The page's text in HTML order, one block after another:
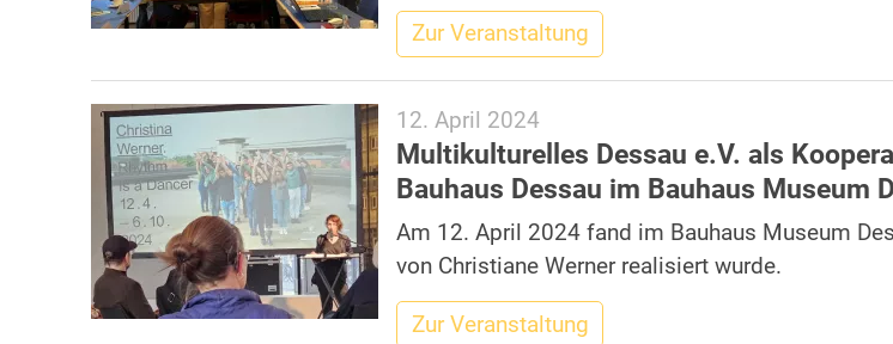
Zur Veranstaltung
12. April 2024
Multikulturelles Dessau e.V. als
Bauhaus Dessau im Bauhaus Museum
Am 12. April 2024 fand im Bauhaus Museum
von Christiane Werner realisiert wurde.
Zur Veranstaltung